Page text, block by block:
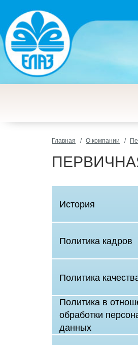
Главная О компании
История
Политика кадров
Политика
Политика в
обработки
данных